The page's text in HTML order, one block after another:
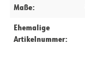
Maße:
Ehemalige
Artikelnummer: